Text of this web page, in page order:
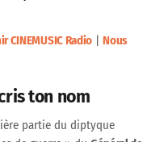
CINEMUSIC Radio |Nous
ton nom
partie du diptyque